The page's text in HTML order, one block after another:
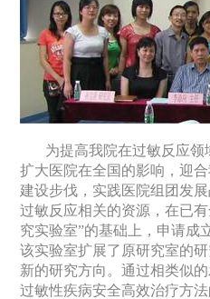
为提高我院在过敏反应
扩大医院在全国的影响，迎
建设步伐，实践医院组团发
过敏反应相关的资源，在已
究实验室”的基础上，申请成
该实验室扩展了原研究室的
新的研究方向。通过相类似
过敏性疾病安全高效治疗方